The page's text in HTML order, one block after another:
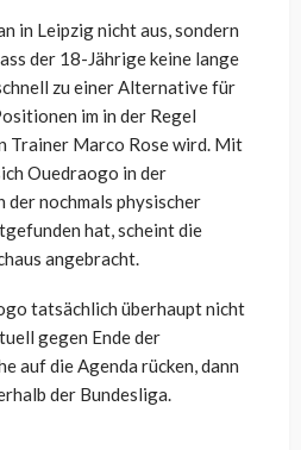
in Leipzig nicht aus, sondern
der 18-Jährige keine lange
zu einer Alternative für
im in der Regel
Marco Rose wird. Mit
Ouedraogo in der
der nochmals physischer
hat, scheint die
angebracht.
tatsächlich überhaupt nicht
gegen Ende der
auf die Agenda rücken, dann
der Bundesliga.